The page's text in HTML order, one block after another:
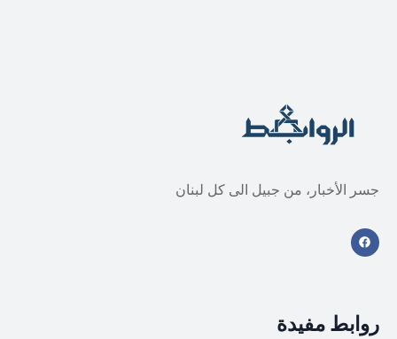
جسر الأخبار، من جبيل الى كل لبنان
روابط مفيدة